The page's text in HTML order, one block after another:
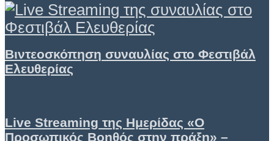
Βιντεοσκόπηση συναυλίας στο Φεστιβάλ
Ελευθερίας
Live Streaming της Ημερίδας «Ο
Προσωπικός Βοηθός στην πράξη» –